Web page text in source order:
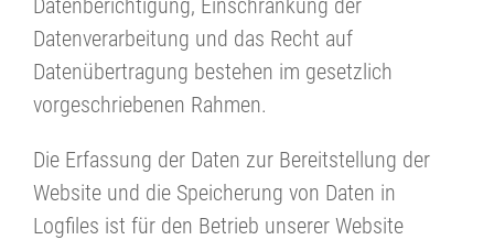
Datenberichtigung, Einschränkung der
Datenverarbeitung und das Recht auf
Datenübertragung bestehen im gesetzlich
vorgeschriebenen Rahmen.
Die Erfassung der Daten zur Bereitstellung der
Website und die Speicherung von Daten in
Logfiles ist für den Betrieb unserer Website